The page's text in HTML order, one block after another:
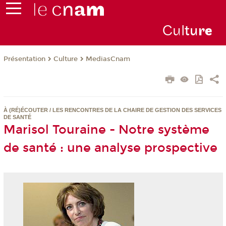
Culture
Présentation Culture MediasCnam
À (RÉ)ÉCOUTER / LES RENCONTRES DE LA CHAIRE DE GESTION DES SERVICES
DE SANTÉ
Marisol Touraine - Notre système
de santé : une analyse prospective